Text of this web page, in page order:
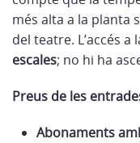
més alta a la planta
del teatre. L’accés
escales; no hi ha
Preus de les
Abonaments